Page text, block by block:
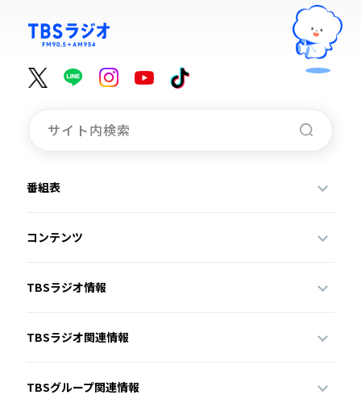
番組表
コンテンツ
TBSラジオ情報
TBSラジオ関連情報
TBSグループ関連情報